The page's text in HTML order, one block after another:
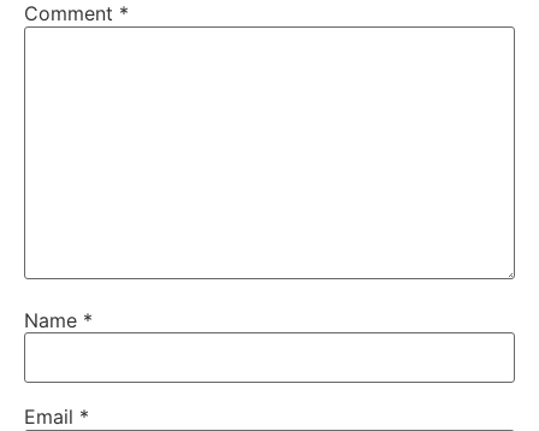
Comment *
Name *
Email *